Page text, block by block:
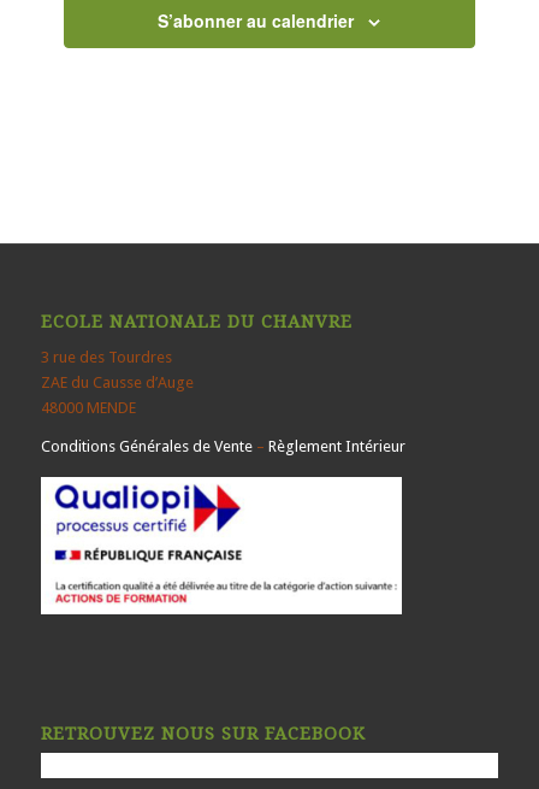
S’abonner au calendrier
ECOLE NATIONALE DU CHANVRE
3 rue des Tourdres
ZAE du Causse d’Auge
48000 MENDE
Conditions Générales de Vente– Règlement Intérieur
RETROUVEZ NOUS SUR FACEBOOK